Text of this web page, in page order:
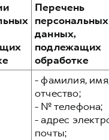
Перечень
персональных
данных,
подлежащих
обработке
- фамилия,
отчество;
- № телефона;
- адрес
почты;